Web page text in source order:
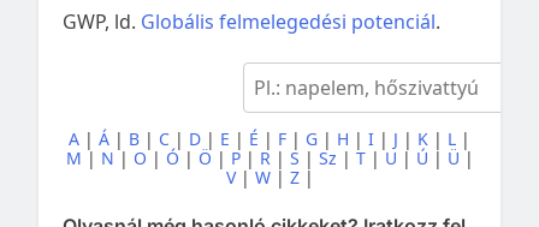
GWP, ld. Globális felmelegedési potenciál.
A | Á | B | C | D | E | É | F | G | H | I | J | K | L |
M | N | O| Ó| Ö| P| R | S | Sz | T|U | Ú | Ü |
V|W| Z|